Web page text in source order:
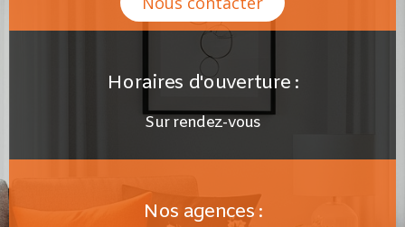
Horaires d'ouverture :
Sur rendez-vous
Nos agences :